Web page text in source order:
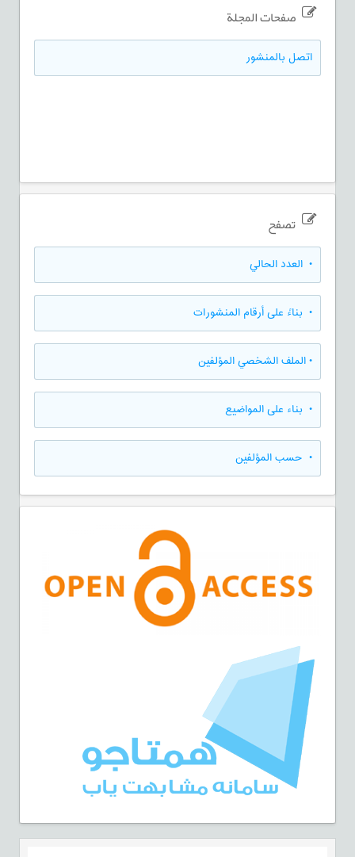
صفحات المجلة
اتصل بالمنشور
تصفح
• العدد الحالي
• بناءً على أرقام المنشورات
•الملف الشخصي المؤلفين
• بناء على المواضيع
• حسب المؤلفين